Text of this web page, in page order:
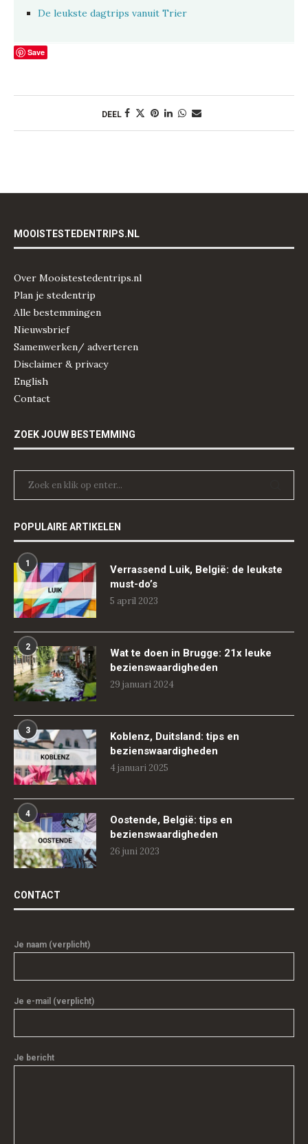
De leukste dagtrips vanuit Trier
Save
DEEL
MOOISTESTEDENTRIPS.NL
Over Mooistestedentrips.nl
Plan je stedentrip
Alle bestemmingen
Nieuwsbrief
Samenwerken/ adverteren
Disclaimer & privacy
English
Contact
ZOEK JOUW BESTEMMING
POPULAIRE ARTIKELEN
1
Verrassend Luik, België: de leukste
must-do’s
5 april 2023
2
Wat te doen in Brugge: 21x leuke
bezienswaardigheden
29 januari 2024
3
Koblenz, Duitsland: tips en
bezienswaardigheden
4 januari 2025
4
Oostende, België: tips en
bezienswaardigheden
26 juni 2023
CONTACT
Je naam (verplicht)
Je e-mail (verplicht)
Je bericht